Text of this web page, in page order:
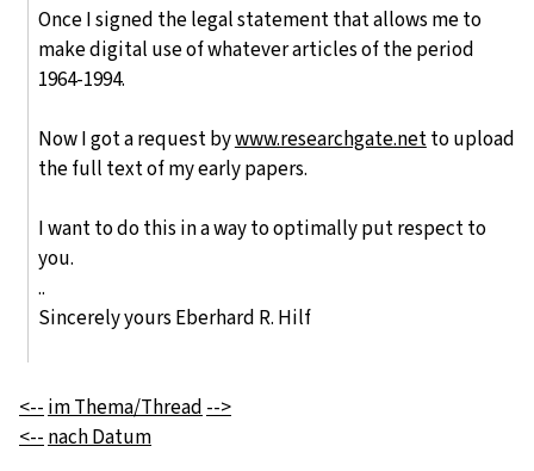
Once I signed the legal statement that allows me to
make digital use of whatever articles of the period
1964-1994.
Now I got a request bywww.researchgate.netto upload
the full text of my early papers.
I want to do this in a way to optimally put respect to
you.
..
Sincerely yours Eberhard R. Hilf
<-- im Thema/Thread -->
<-- nach Datum